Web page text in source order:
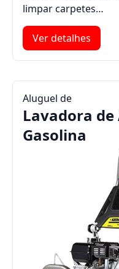
limpar carpetes…
Ver detalhes
Aluguel de
Lavadora de
Gasolina